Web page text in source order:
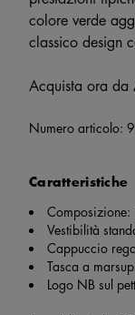
colore verde
classico design
Acquista ora da
Numero articolo:
Caratteristiche
Vestibilità
Cappuccio
Tasca a
Logo NB sul